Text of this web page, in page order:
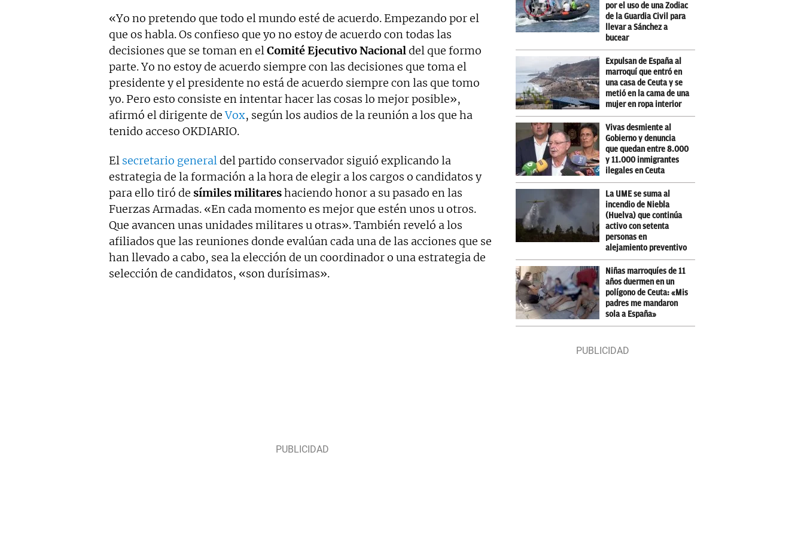
«Yo no pretendo que todo el mundo esté de acuerdo. Empezando por el
que os habla. Os confieso que yo no estoy de acuerdo con todas las
decisiones que se toman en el Comité Ejecutivo Nacional del que formo
parte. Yo no estoy de acuerdo siempre con las decisiones que toma el
presidente y el presidente no está de acuerdo siempre con las que tomo
yo. Pero esto consiste en intentar hacer las cosas lo mejor posible»,
afirmó el dirigente deVox, según los audios de la reunión a los que ha
tenido acceso OKDIARIO.
El secretario general del partido conservador siguió explicando la
estrategia de la formación a la hora de elegir a los cargos o candidatos y
para ello tiró de símiles militareshaciendo honor a su pasado en las
Fuerzas Armadas. «En cada momento es mejor que estén unos u otros.
Que avancen unas unidades militares u otras». También reveló a los
afiliados que las reuniones donde evalúan cada una de las acciones que se
han llevado a cabo, sea la elección de un coordinador o una estrategia de
selección de candidatos, «son durísimas».
por el uso de una Zodiac
de la Guardia Civil para
llevar a Sánchez a
bucear
Expulsan de España al
marroquí que entró en
una casa de Ceuta y se
metió en la cama de una
mujer en ropa interior
Vivas desmiente al
Gobierno y denuncia
que quedan entre 8.000
y 11.000 inmigrantes
ilegales en Ceuta
La UME se suma al
incendio de Niebla
(Huelva) que continúa
activo con setenta
personas en
alejamiento preventivo
Niñas marroquíes de 11
años duermen en un
polígono de Ceuta: «Mis
padres me mandaron
sola a España»